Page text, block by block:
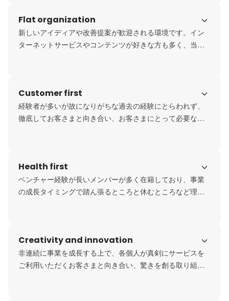
Flat organization
新しいアイディアや改善提案が歓迎される環境です。イン
ターネットサービスやコンテンツが好きな方も多く、当社
Customer first
経験者が多いが故になりがちな過去の経験にとらわれず、
徹底してお客さまと向き合い、お客さまにとって必要な提
Health first
ベンチャー経験が長いメンバーが多く在籍しており、事業
の成長タイミングで踏ん張るところと休むところなど理解
Creativity and innovation
非連続に事業を成長する上で、各個人が真剣にサービスを
ご利用いただくお客さまと向き合い、驚きを創る取り組み